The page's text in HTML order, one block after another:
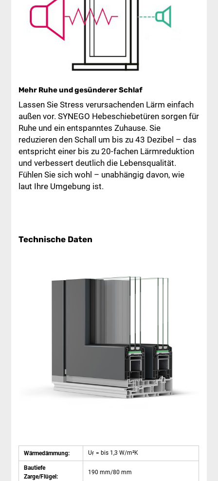
Mehr Ruhe und gesünderer Schlaf
Lassen Sie Stress verursachenden Lärm einfach
außen vor. SYNEGO Hebeschiebetüren sorgen für
Ruhe und ein entspanntes Zuhause. Sie
reduzieren den Schall um bis zu 43 Dezibel – das
entspricht einer bis zu 20-fachen Lärmreduktion
und verbessert deutlich die Lebensqualität.
Fühlen Sie sich wohl – unabhängig davon, wie
laut Ihre Umgebung ist.
Technische Daten
Wärmedämmung: Uf = bis 1,3 W/m²K
Bautiefe
Zarge/Flügel:
190 mm/80 mm